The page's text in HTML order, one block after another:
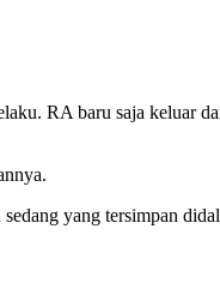
RA baru saja keluar
yang tersimpan